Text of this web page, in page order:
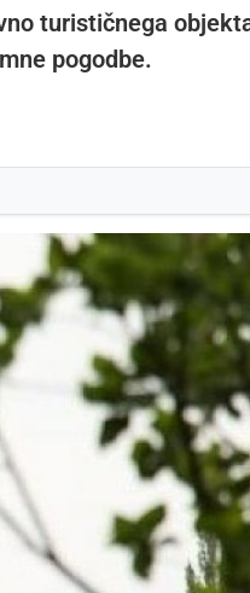
turističnega
pogodbe.